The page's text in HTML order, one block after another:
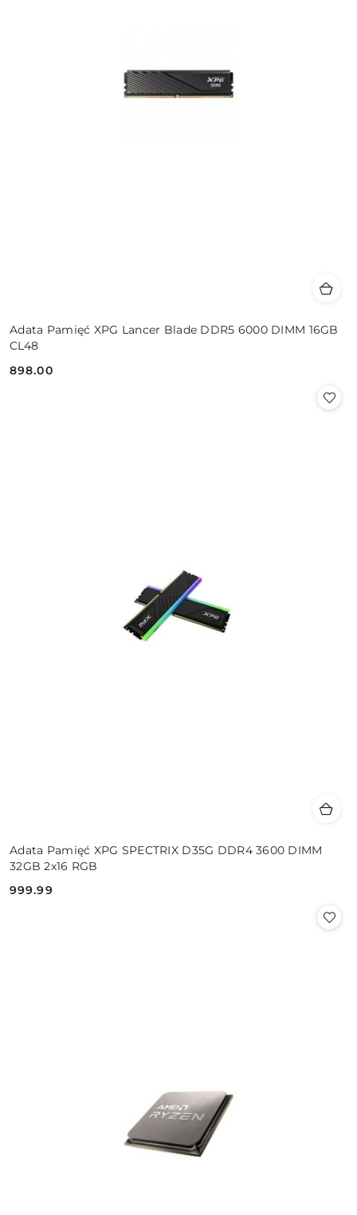
Adata Pamięć XPG Lancer Blade DDR5 6000 DIMM 16GB
CL48
Cena:
898.00
Adata Pamięć XPG SPECTRIX D35G DDR4 3600 DIMM
32GB 2x16 RGB
Cena:
999.99